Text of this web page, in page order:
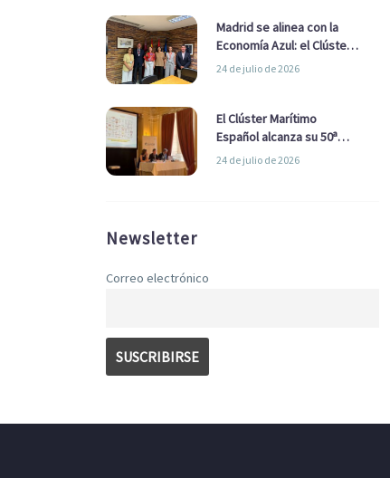
Madrid se alinea con la
Economía Azul: el Clúster
Marítimo Español y la Real
Ayuntamiento
24 de julio de 2026
El Clúster Marítimo
Español alcanza su 50ª
Asamblea reafirmando su
24 de julio de 2026
Newsletter
Correo electrónico